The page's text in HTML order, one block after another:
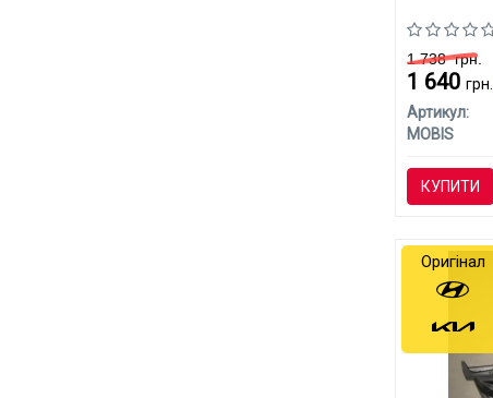
1 738грн.
1 640 грн.
Артикул:
MOBIS
КУПИТИ
Оригінал